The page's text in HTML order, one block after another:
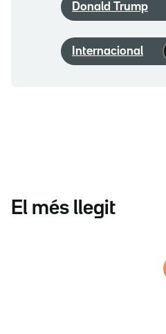
Donald Trump
Internacional
El més llegit